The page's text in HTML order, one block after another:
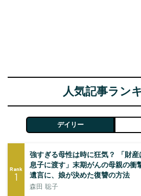
人気記事ラン
デイリー
Rank
1
強すぎる母性は時に狂気？ 「財産
息子に渡す」末期がんの母親の衝
遺言に、娘が決めた復讐の方法
森田 聡子